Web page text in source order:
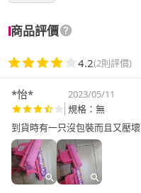
商品評價
4.2(2則評價)
*怡* 2023/05/11
規格：無
到貨時有一只沒包裝而且又壓壞